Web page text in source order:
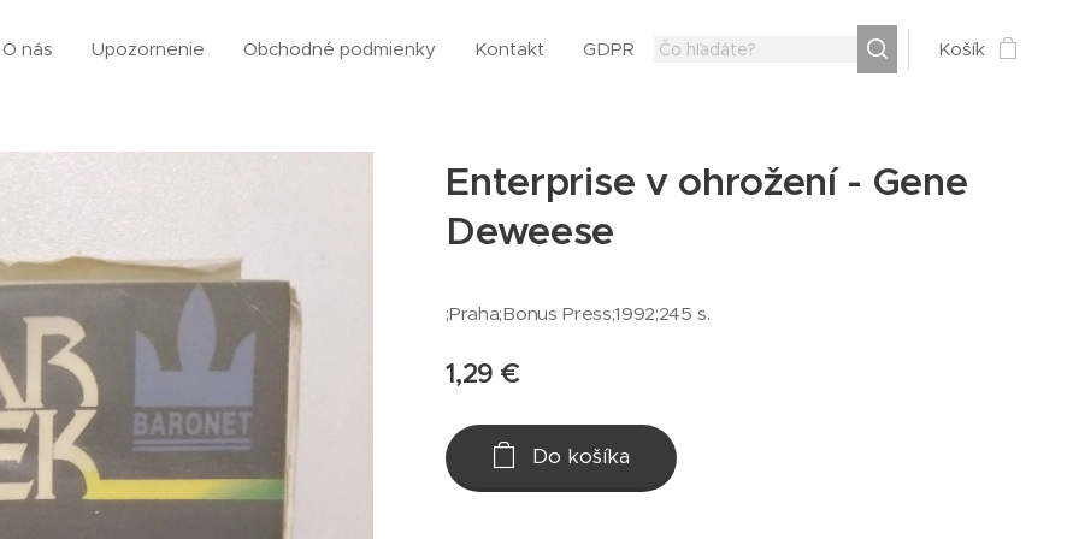
O nás Upozornenie Obchodné podmienky Kontakt GDPR Košík
Enterprise v ohrožení - Gene
Deweese
;Praha;Bonus Press;1992;245 s.
1,29 €
Do košíka